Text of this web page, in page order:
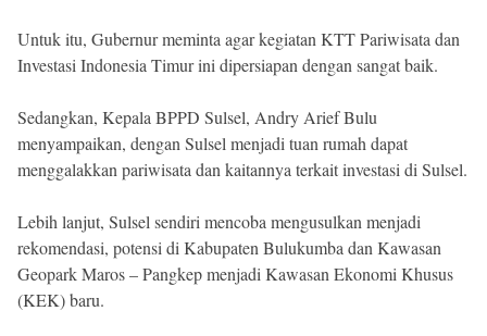
Untuk itu, Gubernur meminta agar kegiatan KTT Pariwisata dan
Investasi Indonesia Timur ini dipersiapan dengan sangat baik.
Sedangkan, Kepala BPPD Sulsel, Andry Arief Bulu
menyampaikan, dengan Sulsel menjadi tuan rumah dapat
menggalakkan pariwisata dan kaitannya terkait investasi di Sulsel.
Lebih lanjut, Sulsel sendiri mencoba mengusulkan menjadi
rekomendasi, potensi di Kabupaten Bulukumba dan Kawasan
Geopark Maros – Pangkep menjadi Kawasan Ekonomi Khusus
(KEK) baru.